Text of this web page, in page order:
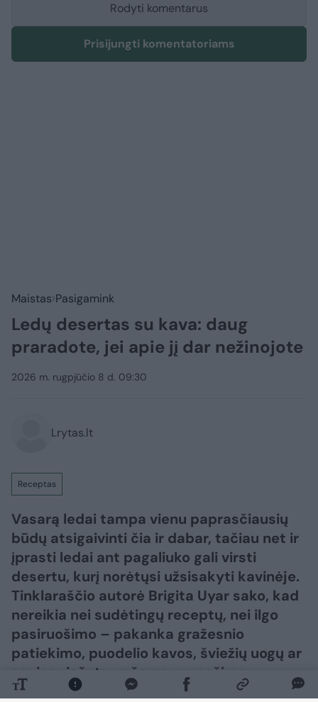
Rodyti komentarus
Prisijungti komentatoriams
Maistas Pasigamink
Ledų desertas su kava: daug
praradote, jei apie jį dar nežinojote
2026 m. rugpjūčio 8 d. 09:30
Lrytas.lt
Receptas
Vasarą ledai tampa vienu paprasčiausių
būdų atsigaivinti čia ir dabar, tačiau net ir
įprasti ledai ant pagaliuko gali virsti
desertu, kurį norėtųsi užsisakyti kavinėje.
Tinklaraščio autorė Brigita Uyar sako, kad
nereikia nei sudėtingų receptų, nei ilgo
pasiruošimo – pakanka gražesnio
patiekimo, puodelio kavos, šviežių uogų ar
saujos riešutų, rašoma pranešime
žiniasklaidai.